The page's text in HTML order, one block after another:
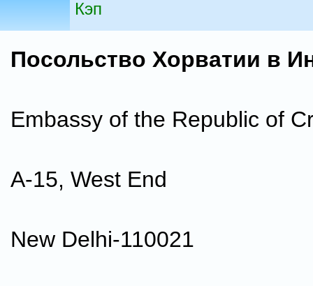
Кэп
Посольство Хорватии в
Embassy of the Republic of
A-15, West End
New Delhi-110021